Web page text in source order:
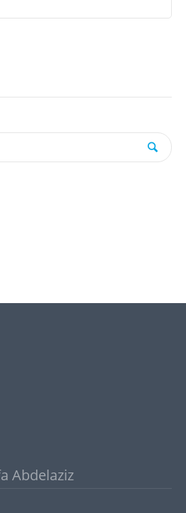
Abdelaziz